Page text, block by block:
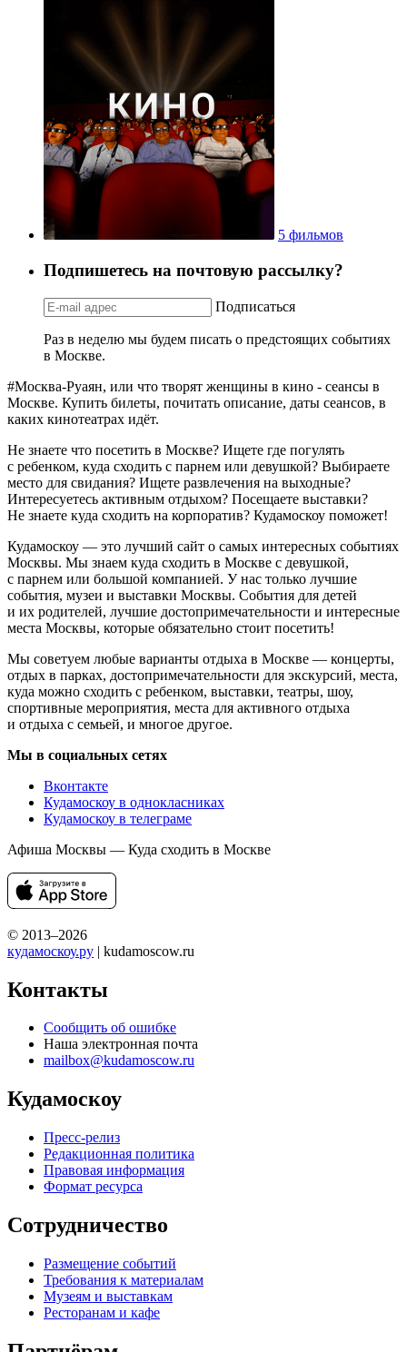
5 фильмов
Подпишетесь на почтовую рассылку?
Подписаться
Раз в неделю мы будем писать о предстоящих событиях
в Москве.
#Москва-Руаян, или что творят женщины в кино - сеансы в
Москве. Купить билеты, почитать описание, даты сеансов, в
каких кинотеатрах идёт.
Не знаете что посетить в Москве? Ищете где погулять
с ребенком, куда сходить с парнем или девушкой? Выбираете
место для свидания? Ищете развлечения на выходные?
Интересуетесь активным отдыхом? Посещаете выставки?
Не знаете куда сходить на корпоратив? Кудамоскоу поможет!
Кудамоскоу — это лучший сайт о самых интересных событиях
Москвы. Мы знаем куда сходить в Москве с девушкой,
с парнем или большой компанией. У нас только лучшие
события, музеи и выставки Москвы. События для детей
и их родителей, лучшие достопримечательности и интересные
места Москвы, которые обязательно стоит посетить!
Мы советуем любые варианты отдыха в Москве — концерты,
отдых в парках, достопримечательности для экскурсий, места,
куда можно сходить с ребенком, выставки, театры, шоу,
спортивные мероприятия, места для активного отдыха
и отдыха с семьей, и многое другое.
Мы в социальных сетях
Вконтакте
Кудамоскоу в однокласниках
Кудамоскоу в телеграме
Афиша Москвы — Куда сходить в Москве
© 2013–2026
кудамоскоу.ру | kudamoscow.ru
Контакты
Сообщить об ошибке
Наша электронная почта
mailbox@kudamoscow.ru
Кудамоскоу
Пресс-релиз
Редакционная политика
Правовая информация
Формат ресурса
Сотрудничество
Размещение событий
Требования к материалам
Музеям и выставкам
Ресторанам и кафе